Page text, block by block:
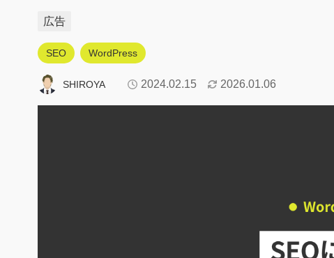
広告
SEO WordPress
SHIROYA 2024.02.15 2026.01.06